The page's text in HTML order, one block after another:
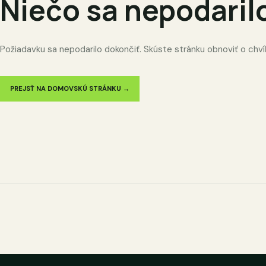
Niečo sa
Požiadavku sa nepodarilo dokončiť. Skúste stránku obnoviť o
PREJSŤ NA DOMOVSKÚ STRÁNKU →